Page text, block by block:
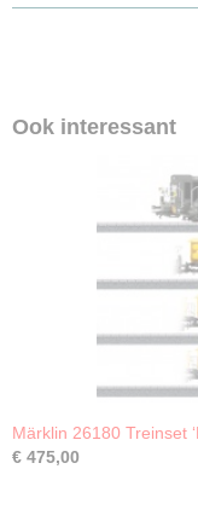
Ook interessant
Märklin 26180 Treinset
€ 475,00